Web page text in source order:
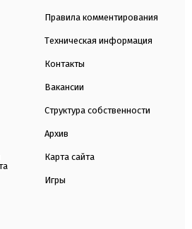
Правила комментирования
Техническая информация
Контакты
Вакансии
Структура собственности
Архив
Карта сайта
Игры